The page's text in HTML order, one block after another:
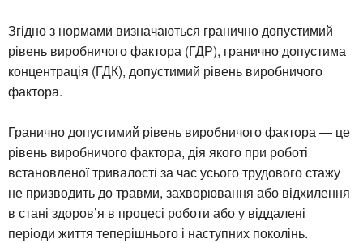
Згідно з нормами визначаються гранично допустимий
рівень виробничого фактора (ГДР), гранично допустима
концентрація (ГДК), допустимий рівень виробничого
фактора.
Гранично допустимий рівень виробничого фактора — це
рівень виробничого фактора, дія якого при роботі
встановленої тривалості за час усього трудового стажу
не призводить до травми, захворювання або відхилення
в стані здоров’я в процесі роботи або у віддалені
періоди життя теперішнього і наступних поколінь.